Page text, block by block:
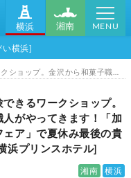
横浜 湘南 MENU
い横浜]
和菓子作りを体験できるワークショップ。金沢から和菓子職人がやってきます！「加賀・金沢・能登フェア」で夏休み最後の貴重な体験を。[新横浜プリンスホテル]
きるワークショップ。
がやってきます！「加
ェア」で夏休み最後の貴
浜プリンスホテル]
湘南 横浜